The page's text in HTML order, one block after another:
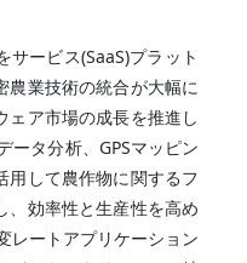
ービス(SaaS)プラット
農業技術の統合が大幅に
ェア市場の成長を推進し
ータ分析、GPSマッピン
用して農作物に関するフ
、効率性と生産性を高め
レートアプリケーション